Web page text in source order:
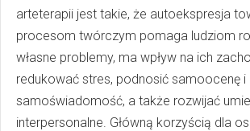
arteterapii jest takie, że autoekspresja
procesom twórczym pomaga ludziom
własne problemy, ma wpływ na ich
redukować stres, podnosić samoocenę i
samoświadomość, a także rozwijać
interpersonalne. Główną korzyścią dla